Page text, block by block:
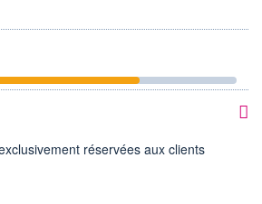
réservées aux clients